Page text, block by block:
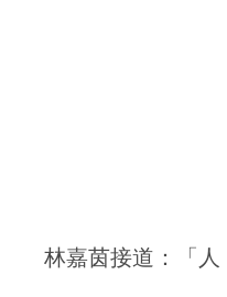
林嘉茵接道：「人